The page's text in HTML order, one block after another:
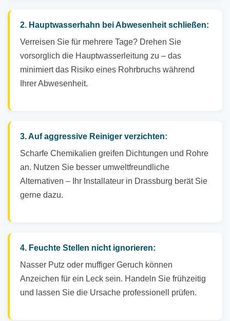
2. Hauptwasserhahn bei Abwesenheit schließen:
Verreisen Sie für mehrere Tage? Drehen Sie
vorsorglich die Hauptwasserleitung zu – das
minimiert das Risiko eines Rohrbruchs während
Ihrer Abwesenheit.
3. Auf aggressive Reiniger verzichten:
Scharfe Chemikalien greifen Dichtungen und Rohre
an. Nutzen Sie besser umweltfreundliche
Alternativen – Ihr Installateur in Drassburg berät Sie
gerne dazu.
4. Feuchte Stellen nicht ignorieren:
Nasser Putz oder muffiger Geruch können
Anzeichen für ein Leck sein. Handeln Sie frühzeitig
und lassen Sie die Ursache professionell prüfen.